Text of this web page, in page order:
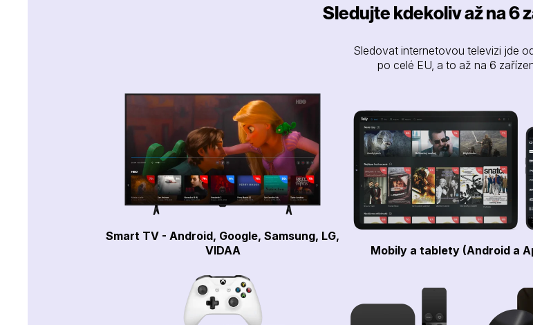
Sledujte kdekoliv až na 6
Sledovat internetovou televizi jde
po celé EU, a to až na 6
Smart TV - Android, Google, Samsung, LG,
VIDAA
Mobily a tablety (Android a